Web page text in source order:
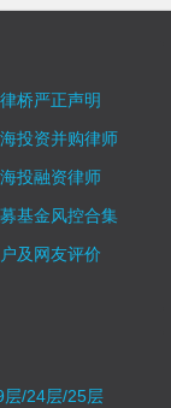
桥严正声明
投资并购律师
投融资律师
基金风控合集
及网友评价
/24层/25层